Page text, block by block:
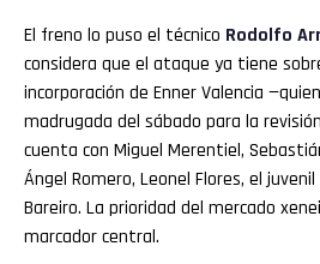
El freno lo puso el técnico Rodolfo
considera que el ataque ya tiene
incorporación de Enner Valencia
madrugada del sábado para la
cuenta con Miguel Merentiel,
Ángel Romero, Leonel Flores, el
Bareiro. La prioridad del mercado
marcador central.